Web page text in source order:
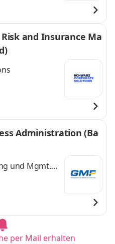
and Insurance Ma
Administration (Ba
und Mgmt.
& Co. KG
per Mail erhalten